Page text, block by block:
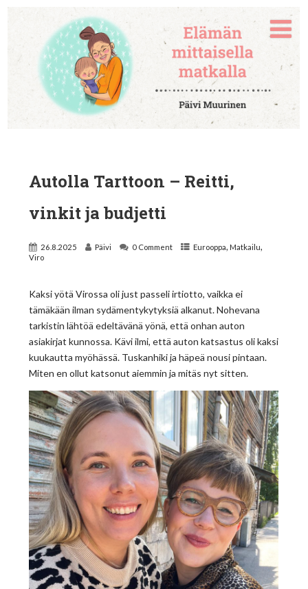
Autolla Tarttoon – Reitti,
vinkit ja budjetti
26.8.2025 Päivi 0 Comment Eurooppa,Matkailu,
Viro
Kaksi yötä Virossa oli just passeli irtiotto, vaikka ei
tämäkään ilman sydämentykytyksiä alkanut. Nohevana
tarkistin lähtöä edeltävänä yönä, että onhan auton
asiakirjat kunnossa. Kävi ilmi, että auton katsastus oli kaksi
kuukautta myöhässä. Tuskanhiki ja häpeä nousi pintaan.
Miten en ollut katsonut aiemmin ja mitäs nyt sitten.